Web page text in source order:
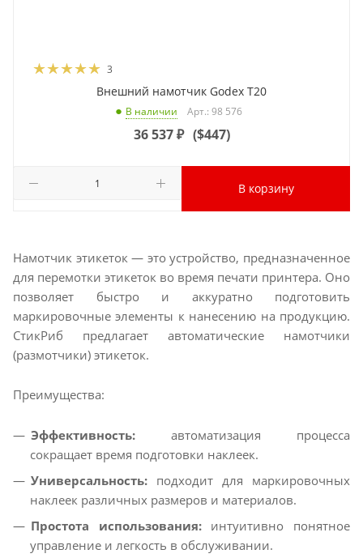
3
Внешний намотчик Godex T20
В наличии Арт.: 98 576
36 537₽ ($447)
В корзину
Намотчик этикеток — это устройство, предназначенное
для перемотки этикеток во время печати принтера. Оно
позволяет быстро и аккуратно подготовить
маркировочные элементы к нанесению на продукцию.
СтикРиб предлагает автоматические намотчики
(размотчики) этикеток.
Преимущества:
Эффективность: автоматизация процесса
сокращает время подготовки наклеек.
Универсальность: подходит для маркировочных
наклеек различных размеров и материалов.
Простота использования:интуитивно понятное
управление и легкость в обслуживании.